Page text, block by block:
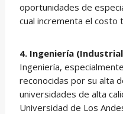
oportunidades de
cual incrementa el costo
4. Ingeniería
Ingeniería,
reconocidas por su alta
universidades de alta
Universidad de Los